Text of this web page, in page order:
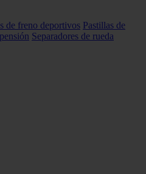
de freno deportivos Pastillas de
Separadores de rueda